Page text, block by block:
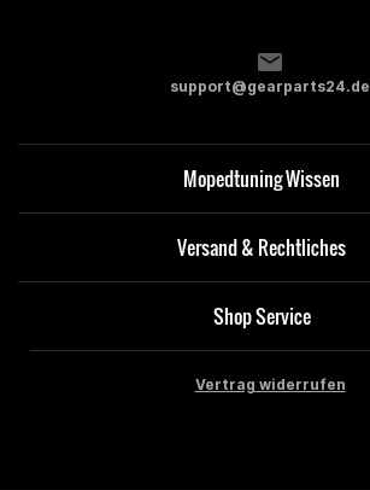
support@gearparts24.de
Mopedtuning Wissen
Versand & Rechtliches
Shop Service
Vertrag widerrufen